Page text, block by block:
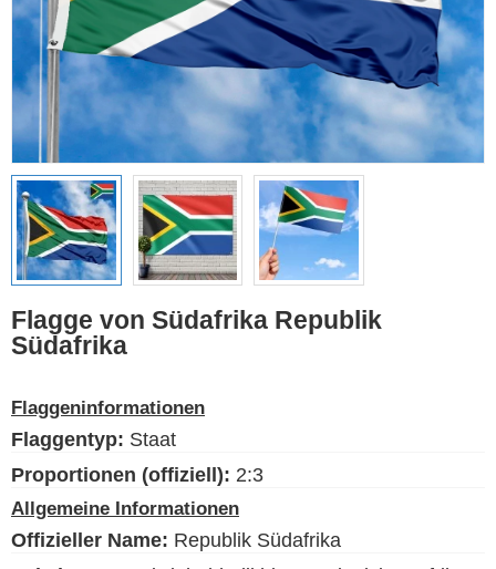
Community
Historische Flaggen
Ethnische Flaggen
Flaggen der USA
(Bundesstaaten)
Sprache Deutsch
Über uns
Bitte unterstützen Sie diese
Site mit einer kleinen Spende
Flagge von Südafrika Republik
Südafrika
Flaggeninformationen
Flaggentyp: Staat
Proportionen (offiziell): 2:3
Allgemeine Informationen
Offizieller Name: Republik Südafrika